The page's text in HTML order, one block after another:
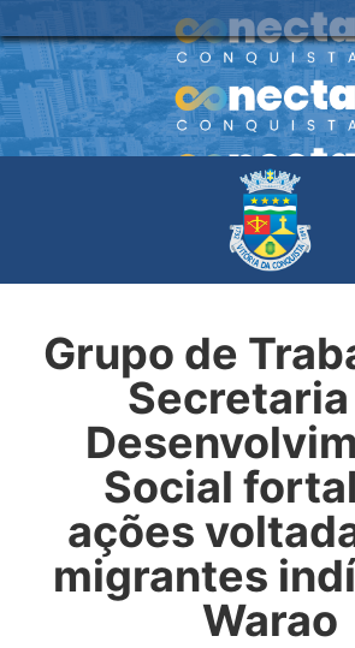
Grupo de
Social
ações
migrantes
Warao